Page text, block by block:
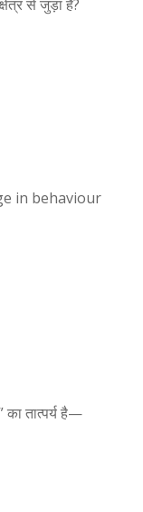
से जुड़ा है?
in behaviour
तात्पर्य है—